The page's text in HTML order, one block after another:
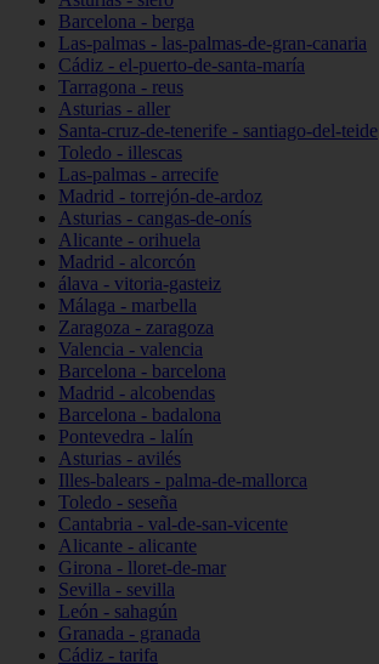
Barcelona - berga
Las-palmas - las-palmas-de-gran-canaria
Cádiz - el-puerto-de-santa-maría
Tarragona - reus
Asturias - aller
Santa-cruz-de-tenerife - santiago-del-teide
Toledo - illescas
Las-palmas - arrecife
Madrid - torrejón-de-ardoz
Asturias - cangas-de-onís
Alicante - orihuela
Madrid - alcorcón
álava - vitoria-gasteiz
Málaga - marbella
Zaragoza - zaragoza
Valencia - valencia
Barcelona - barcelona
Madrid - alcobendas
Barcelona - badalona
Pontevedra - lalín
Asturias - avilés
Illes-balears - palma-de-mallorca
Toledo - seseña
Cantabria - val-de-san-vicente
Alicante - alicante
Girona - lloret-de-mar
Sevilla - sevilla
León - sahagún
Granada - granada
Cádiz - tarifa